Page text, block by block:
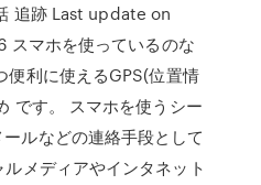
追跡 Last update on
スマホを使っているのな
便利に使えるGPS(位置情
です。 スマホを使うシー
ルなどの連絡手段として
メディアやインタネット